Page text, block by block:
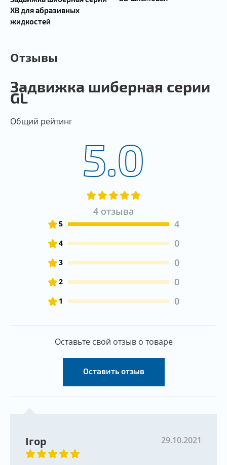
XB для абразивных
жидкостей
Отзывы
Задвижка шиберная серии
GL
Общий рейтинг
5.0
4 отзыва
5 4
4 0
3 0
2 0
1 0
Оставьте свой отзыв о товаре
Оставить отзыв
Ігор 29.10.2021